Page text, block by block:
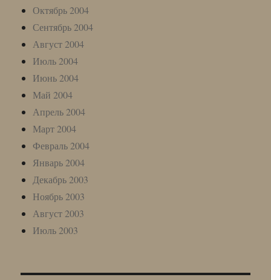
Октябрь 2004
Сентябрь 2004
Август 2004
Июль 2004
Июнь 2004
Май 2004
Апрель 2004
Март 2004
Февраль 2004
Январь 2004
Декабрь 2003
Ноябрь 2003
Август 2003
Июль 2003